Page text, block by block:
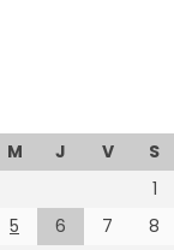
M J V S
1
5 6 7 8